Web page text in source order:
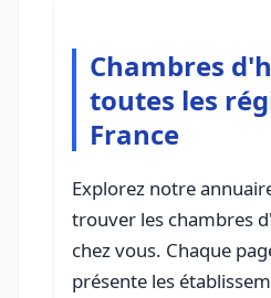
Chambres
toutes les
France
Explorez notre
trouver les chambres
chez vous. Chaque
présente les